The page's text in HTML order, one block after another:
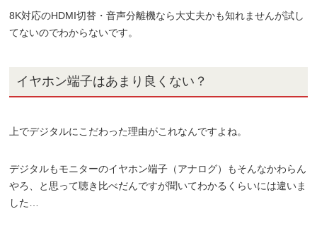
8K対応のHDMI切替・音声分離機なら大丈夫かも知れませんが試し
てないのでわからないです。
イヤホン端子はあまり良くない？
上でデジタルにこだわった理由がこれなんですよね。
デジタルもモニターのイヤホン端子（アナログ）もそんなかわらん
やろ、と思って聴き比べだんですが聞いてわかるくらいには違いま
した…